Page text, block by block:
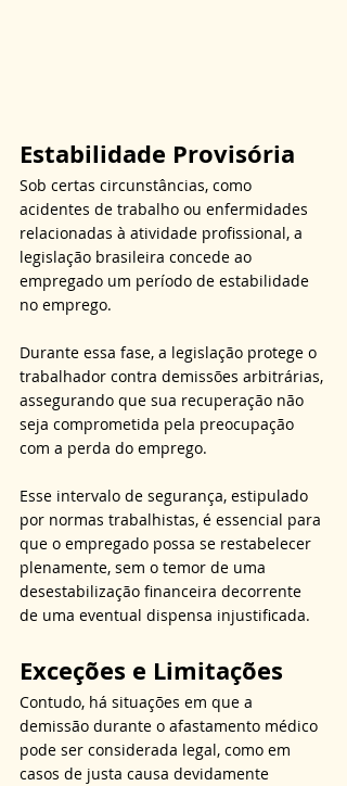
Estabilidade Provisória
Sob certas circunstâncias, como
acidentes de trabalho ou enfermidades
relacionadas à atividade profissional, a
legislação brasileira concede ao
empregado um período de estabilidade
no emprego.
Durante essa fase, a legislação protege o
trabalhador contra demissões arbitrárias,
assegurando que sua recuperação não
seja comprometida pela preocupação
com a perda do emprego.
Esse intervalo de segurança, estipulado
por normas trabalhistas, é essencial para
que o empregado possa se restabelecer
plenamente, sem o temor de uma
desestabilização financeira decorrente
de uma eventual dispensa injustificada.
Exceções e Limitações
Contudo, há situações em que a
demissão durante o afastamento médico
pode ser considerada legal, como em
casos de justa causa devidamente